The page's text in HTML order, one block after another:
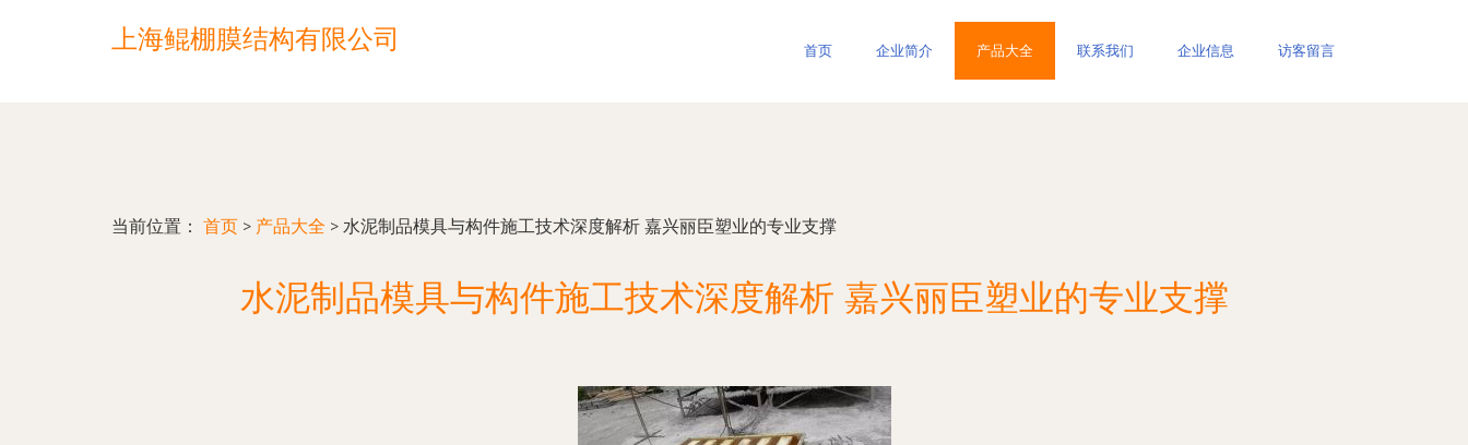
上海鲲棚膜结构有限公司 首页 企业简介 产品大全 联系我们 企业信息 访客留言
当前位置： 首页 > 产品大全 > 水泥制品模具与构件施工技术深度解析 嘉兴丽臣塑业的专业支撑
水泥制品模具与构件施工技术深度解析 嘉兴丽臣塑业的专业支撑